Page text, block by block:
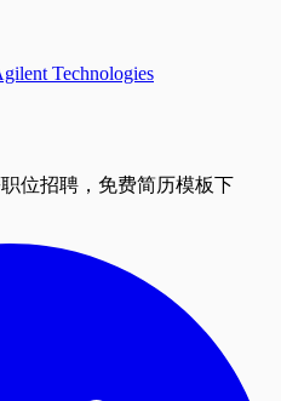
Technologies
位招聘，免费简历模板下